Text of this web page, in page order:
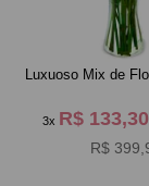
Luxuoso Mix de
3x R$ 133,30
R$